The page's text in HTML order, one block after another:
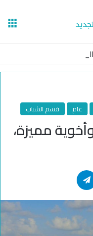
عام قسم الشباب
مميزة،